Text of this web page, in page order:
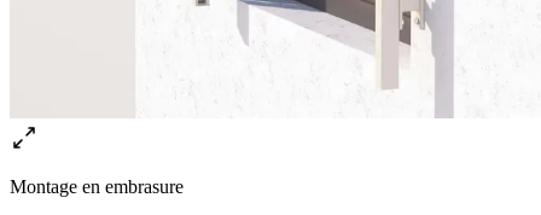
Montage en embrasure